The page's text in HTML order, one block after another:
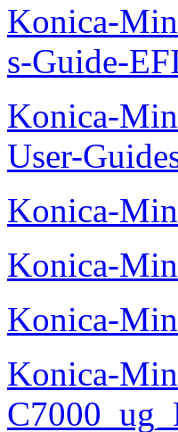
Konica-
s-Guide-
Konica-
User-
Konica-
Konica-
Konica-
Konica-